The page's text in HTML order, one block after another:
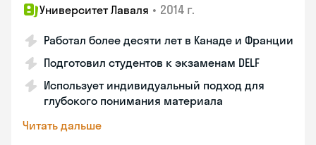
Университет Лаваля • 2014 г.
Работал более десяти лет в Канаде и Франции
Подготовил студентов к экзаменам DELF
Использует индивидуальный подход для
глубокого понимания материала
Читать дальше